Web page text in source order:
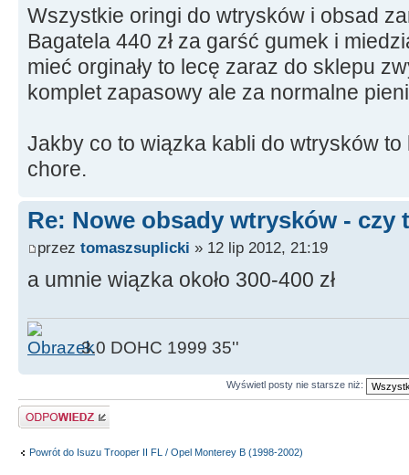
Wszystkie oringi do wtrysków i obsad
Bagatela 440 zł za garść gumek i
mieć orginały to lecę zaraz do sklepu
komplet zapasowy ale za normalne
Jakby co to wiązka kabli do wtrysków to
chore.
Re: Nowe obsady wtrysków - czy
przez tomaszsuplicki » 12 lip 2012, 21:19
a umnie wiązka około 300-400 zł
3.0 DOHC 1999 35''
Wyświetl posty nie starsze niż:
Odpowiedz
Powrót do Isuzu Trooper II FL / Opel Monterey B (1998-2002)